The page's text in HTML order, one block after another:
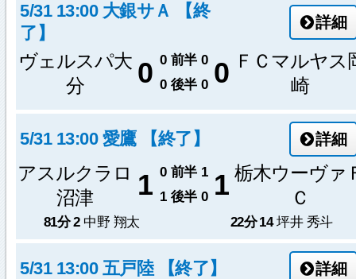
5/31 13:00 大銀サＡ 【終
了】
詳細
ヴェルスパ大
分
0 0 前半 0 0 ＦＣマルヤス
崎
0 後半 0
5/31 13:00 愛鷹 【終了】 詳細
アスルクラロ
沼津
1 0 前半 1 1 栃木ウーヴァ
Ｃ
1 後半 0
81分 2 中野 翔太 22分 14 坪井 秀斗
5/31 13:00 五戸陸 【終了】 詳細